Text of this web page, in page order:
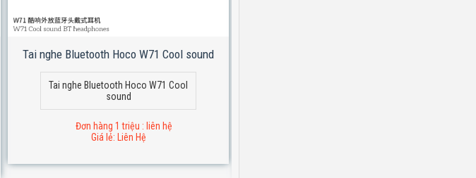
Tai nghe Bluetooth Hoco W71 Cool sound
Tai nghe Bluetooth Hoco W71 Cool
sound
Đơn hàng 1 triệu : liên hệ
Giá lẻ: Liên Hệ